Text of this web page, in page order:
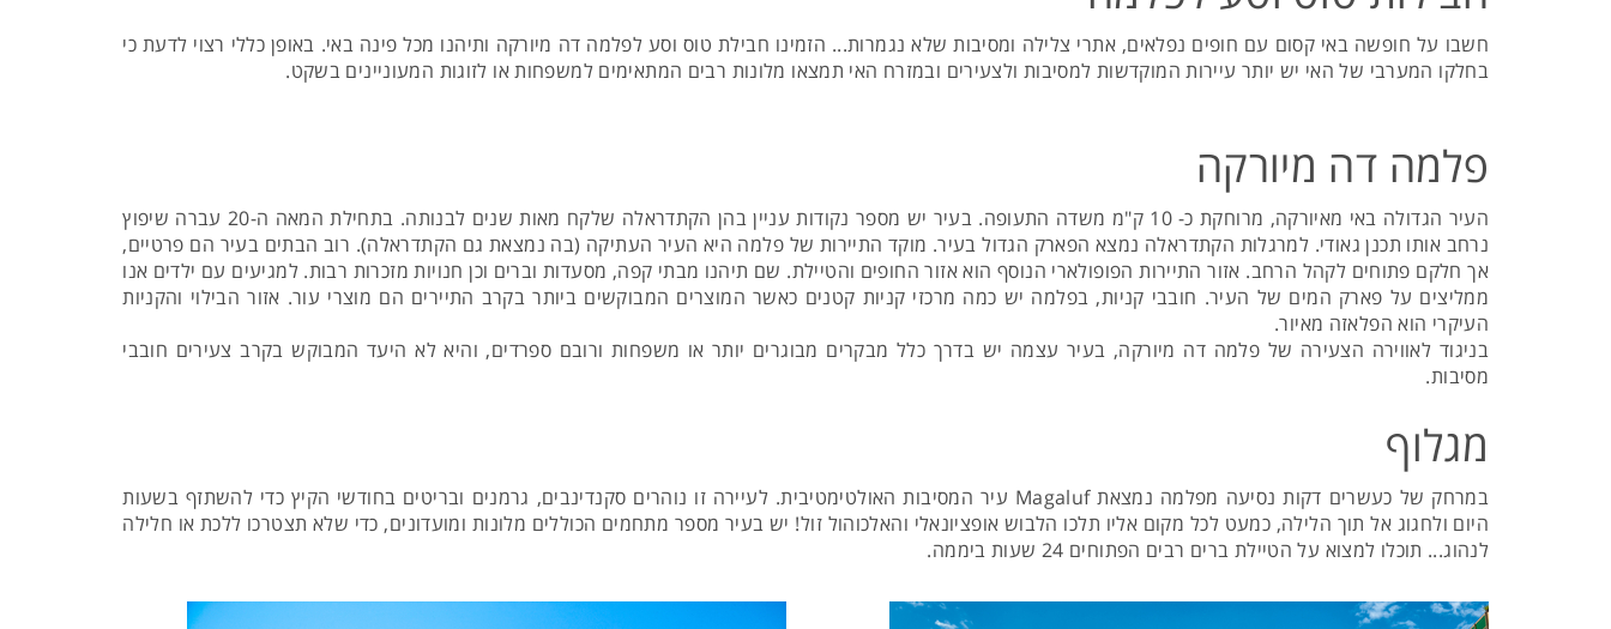
חשבו על חופשה באי קסום עם חופים נפלאים, אתרי צלילה ומסיבות שלא נגמרות... הזמינו חבילת טוס וסע לפלמה דה מיורקה ותיהנו מכל פינה באי. באופן כללי רצוי לדעת כי
בחלקו המערבי של האי יש יותר עיירות המוקדשות למסיבות ולצעירים ובמזרח האי תמצאו מלונות רבים המתאימים למשפחות או לזוגות המעוניינים בשקט.
פלמה דה מיורקה
העיר הגדולה באי מאיורקה, מרוחקת כ- 10 ק"מ משדה התעופה. בעיר יש מספר נקודות עניין בהן הקתדראלה שלקח מאות שנים לבנותה. בתחילת המאה ה-20 עברה שיפוץ
נרחב אותו תכנן גאודי. למרגלות הקתדראלה נמצא הפארק הגדול בעיר. מוקד התיירות של פלמה היא העיר העתיקה (בה נמצאת גם הקתדראלה). רוב הבתים בעיר הם פרטיים,
אך חלקם פתוחים לקהל הרחב. אזור התיירות הפופולארי הנוסף הוא אזור החופים והטיילת. שם תיהנו מבתי קפה, מסעדות וברים וכן חנויות מזכרות רבות. למגיעים עם ילדים אנו
ממליצים על פארק המים של העיר. חובבי קניות, בפלמה יש כמה מרכזי קניות קטנים כאשר המוצרים המבוקשים ביותר בקרב התיירים הם מוצרי עור. אזור הבילוי והקניות
העיקרי הוא הפלאזה מאיור.
בניגוד לאווירה הצעירה של פלמה דה מיורקה, בעיר עצמה יש בדרך כלל מבקרים מבוגרים יותר או משפחות ורובם ספרדים, והיא לא היעד המבוקש בקרב צעירים חובבי
מסיבות.
מגלוף
במרחק של כעשרים דקות נסיעה מפלמה נמצאת Magaluf עיר המסיבות האולטימטיבית. לעיירה זו נוהרים סקנדינבים, גרמנים ובריטים בחודשי הקיץ כדי להשתזף בשעות
היום ולחגוג אל תוך הלילה, כמעט לכל מקום אליו תלכו הלבוש אופציונאלי והאלכוהול זול! יש בעיר מספר מתחמים הכוללים מלונות ומועדונים, כדי שלא תצטרכו ללכת או חלילה
לנהוג... תוכלו למצוא על הטיילת ברים רבים הפתוחים 24 שעות ביממה.